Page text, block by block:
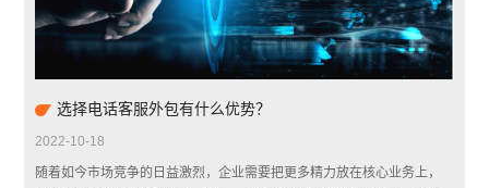
选择电话客服外包有什么优势？
2022-10-18
随着如今市场竞争的日益激烈，企业需要把更多精力放在核心业务上，